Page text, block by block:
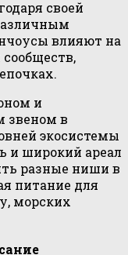
своей
влияют на
и
звеном в
экосистемы
и широкий ареал
разные ниши в
питание для
морских